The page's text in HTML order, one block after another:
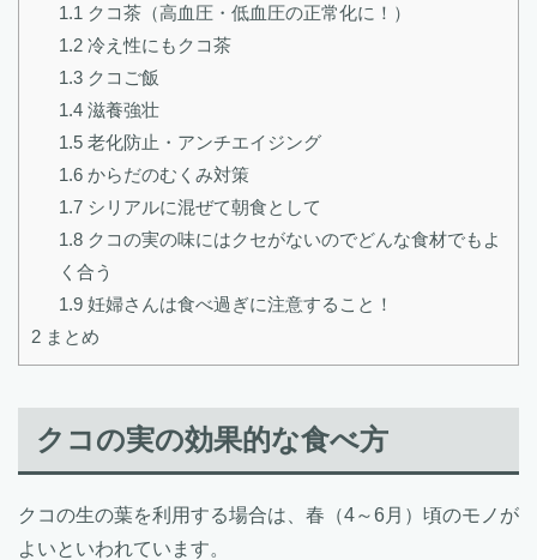
1.1 クコ茶（高血圧・低血圧の正常化に！）
1.2冷え性にもクコ茶
1.3クコご飯
1.4滋養強壮
1.5老化防止・アンチエイジング
1.6からだのむくみ対策
1.7シリアルに混ぜて朝食として
1.8クコの実の味にはクセがないのでどんな食材でもよ
く合う
1.9妊婦さんは食べ過ぎに注意すること！
2 まとめ
クコの実の効果的な食べ方
クコの生の葉を利用する場合は、春（4～6月）頃のモノが
よいといわれています。